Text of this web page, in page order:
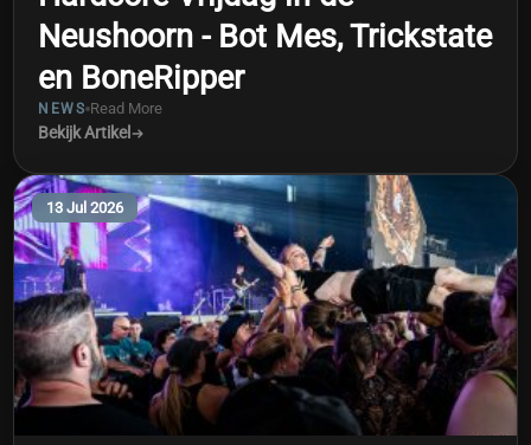
Neushoorn - Bot Mes, Trickstate
en BoneRipper
NEWS Read More
Bekijk Artikel
13 Jul 2026